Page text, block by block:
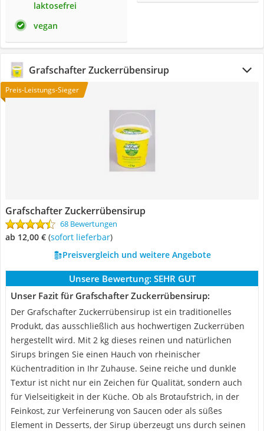
laktosefrei
vegan
‎Grafschafter Zuckerrübensirup
Preis-Leistungs-Sieger
‎Grafschafter Zuckerrübensirup
68 Bewertungen
ab 12,00 € ( Sofort lieferbar)
Preisvergleich und weitere Angebote
Unsere Bewertung: SEHR GUT
Unser Fazit für ‎Grafschafter Zuckerrübensirup:
Der Grafschafter Zuckerrübensirup ist ein traditionelles
Produkt, das ausschließlich aus hochwertigen Zuckerrüben
hergestellt wird. Mit 2 kg dieses reinen und natürlichen
Sirups bringen Sie einen Hauch von rheinischer
Küchentradition in Ihr Zuhause. Seine reiche und dunkle
Textur ist nicht nur ein Zeichen für Qualität, sondern auch
für Vielseitigkeit in der Küche. Ob als Brotaufstrich, in der
Feinkost, zur Verfeinerung von Saucen oder als süßes
Element in Desserts, der Sirup überzeugt uns durch seinen